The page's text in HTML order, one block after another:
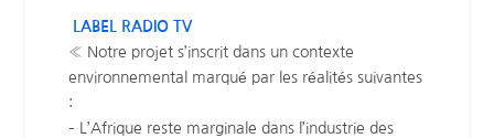
LABEL RADIO TV
« Notre projet s’inscrit dans un contexte
environnemental marqué par les réalités suivantes
:
– L’Afrique reste marginale dans l’industrie des